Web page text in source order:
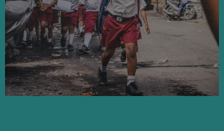
Ver las asociaciones